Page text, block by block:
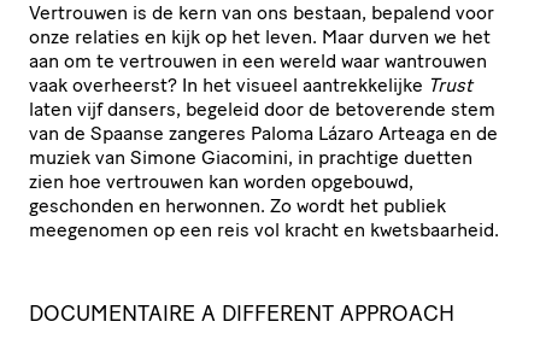
Vertrouwen is de kern van ons bestaan, bepalend voor
onze relaties en kijk op het leven. Maar durven we het
aan om te vertrouwen in een wereld waar wantrouwen
vaak overheerst? In het visueel aantrekkelijke Trust
laten vijf dansers, begeleid door de betoverende stem
van de Spaanse zangeres Paloma Lázaro Arteaga en de
muziek van Simone Giacomini, in prachtige duetten
zien hoe vertrouwen kan worden opgebouwd,
geschonden en herwonnen. Zo wordt het publiek
meegenomen op een reis vol kracht en kwetsbaarheid.
DOCUMENTAIRE A DIFFERENT APPROACH